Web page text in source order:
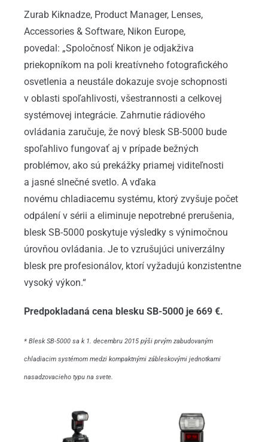
Zurab Kiknadze, Product Manager, Lenses,
Accessories & Software, Nikon Europe,
povedal: „Spoločnosť Nikon je odjakživa
priekopníkom na poli kreatívneho fotografického
osvetlenia a neustále dokazuje svoje schopnosti
v oblasti spoľahlivosti, všestrannosti a celkovej
systémovej integrácie. Zahrnutie rádiového
ovládania zaručuje, že nový blesk SB-5000 bude
spoľahlivo fungovať aj v prípade bežných
problémov, ako sú prekážky priamej viditeľnosti
a jasné slnečné svetlo. A vďaka
novému chladiacemu systému, ktorý zvyšuje počet
odpálení v sérii a eliminuje nepotrebné prerušenia,
blesk SB-5000 poskytuje výsledky s výnimočnou
úrovňou ovládania. Je to vzrušujúci univerzálny
blesk pre profesionálov, ktorí vyžadujú konzistentne
vysoký výkon.“
Predpokladaná cena blesku SB-5000 je 669 €.
* Blesk SB-5000 sa k 1. decembru 2015 pýši prvým zabudovaným
chladiacim systémom medzi kompaktnými zábleskovými jednotkami
nasadzovacieho typu na svete.